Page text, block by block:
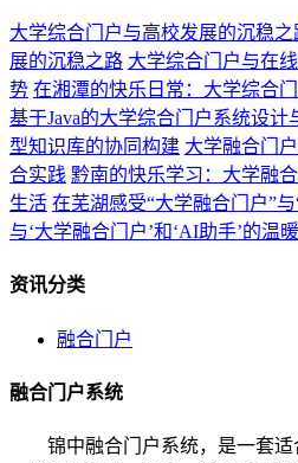
大学综合门户与高校发展的沉稳之
展的沉稳之路 大学综合门户与在
势 在湘潭的快乐日常：大学综合
基于Java的大学综合门户系统设计
型知识库的协同构建 大学融合门
合实践 黔南的快乐学习：大学融
生活 在芜湖感受“大学融合门户”
与‘大学融合门户’和‘AI助手’的温
资讯分类
融合门户
融合门户系统
锦中融合门户系统，是一套适